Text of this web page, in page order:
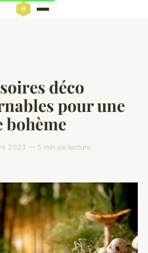
déco
pour une
bohème
2023 — 5 min de lecture